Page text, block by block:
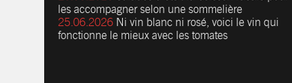
les accompagner selon une sommelière
25.06.2026 Ni vin blanc ni rosé, voici le vin qui
fonctionne le mieux avec les tomates